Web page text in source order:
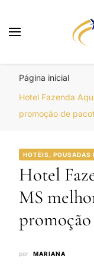
Página inicial
Hotel Fazenda
promoção de
HOTÉIS, POUSADAS
Hotel
MS
promoção
por MARIANA